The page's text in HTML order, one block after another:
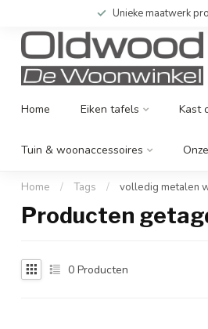
Unieke maatwerk
Home Eiken tafels Kast
Tuin & woonaccessoires
Home / Tags / volledig metalen
Producten
0 Producten